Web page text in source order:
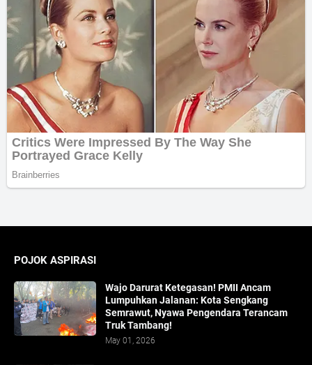
POJOK ASPIRASI
Wajo Darurat Ketegasan! PMII Ancam
Lumpuhkan Jalanan: Kota Sengkang
Semrawut, Nyawa Pengendara Terancam
Truk Tambang!
May 01, 2026